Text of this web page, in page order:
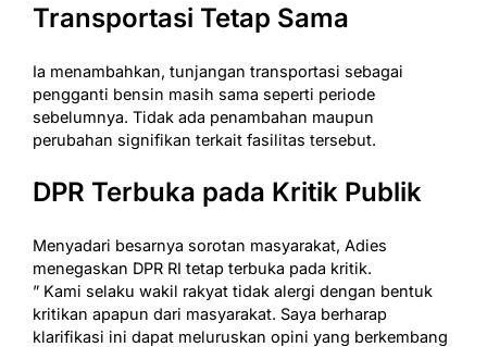
Transportasi Tetap Sama
Ia menambahkan, tunjangan transportasi sebagai
pengganti bensin masih sama seperti periode
sebelumnya. Tidak ada penambahan maupun
perubahan signifikan terkait fasilitas tersebut.
DPR Terbuka pada Kritik Publik
Menyadari besarnya sorotan masyarakat, Adies
menegaskan DPR RI tetap terbuka pada kritik.
” Kami selaku wakil rakyat tidak alergi dengan bentuk
kritikan apapun dari masyarakat. Saya berharap
klarifikasi ini dapat meluruskan opini yang berkembang